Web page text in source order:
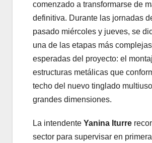
comenzado a transformarse de
definitiva. Durante las jornadas
pasado miércoles y jueves, se
una de las etapas más
esperadas del proyecto: el
estructuras metálicas que
techo del nuevo tinglado
grandes dimensiones.
La intendente Yanina Iturre
sector para supervisar en